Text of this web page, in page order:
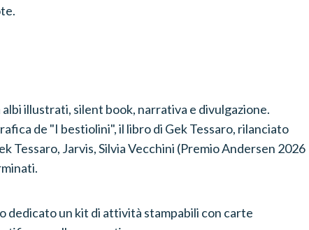
illustrati, silent book, narrativa e divulgazione.
de "I bestiolini", il libro di Gek Tessaro, rilanciato
Tessaro, Jarvis, Silvia Vecchini (Premio Andersen 2026
dedicato un kit di attività stampabili con carte